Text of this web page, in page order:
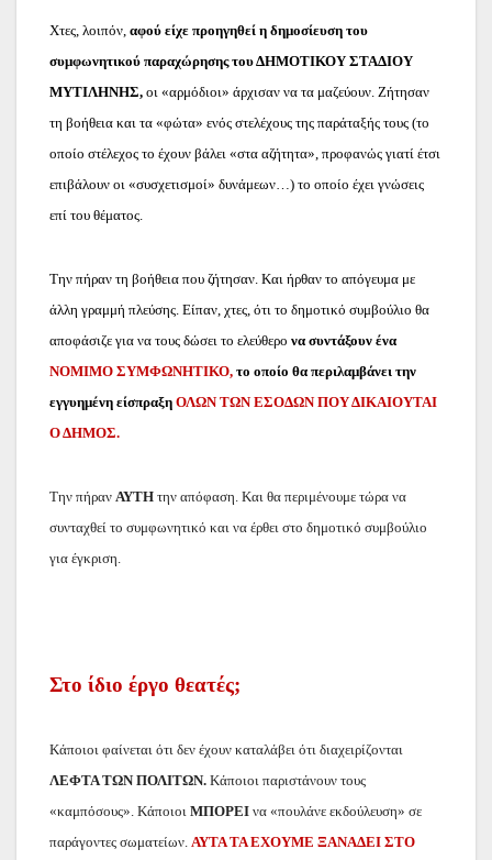
Χτες, λοιπόν, αφού είχε προηγηθεί η δημοσίευση του
συμφωνητικού παραχώρησης του ΔΗΜΟΤΙΚΟΥ ΣΤΑΔΙΟΥ
ΜΥΤΙΛΗΝΗΣ, οι «αρμόδιοι» άρχισαν να τα μαζεύουν. Ζήτησαν
τη βοήθεια και τα «φώτα» ενός στελέχους της παράταξής τους (το
οποίο στέλεχος το έχουν βάλει «στα αζήτητα», προφανώς γιατί έτσι
επιβάλουν οι «συσχετισμοί» δυνάμεων…) το οποίο έχει γνώσεις
επί του θέματος.
Την πήραν τη βοήθεια που ζήτησαν. Και ήρθαν το απόγευμα με
άλλη γραμμή πλεύσης. Είπαν, χτες, ότι το δημοτικό συμβούλιο θα
αποφάσιζε για να τους δώσει το ελεύθερο να συντάξουν ένα
ΝΟΜΙΜΟ ΣΥΜΦΩΝΗΤΙΚΟ, το οποίο θα περιλαμβάνει την
εγγυημένη είσπραξη ΟΛΩΝ ΤΩΝ ΕΣΟΔΩΝ ΠΟΥ ΔΙΚΑΙΟΥΤΑΙ
Ο ΔΗΜΟΣ.
Την πήραν ΑΥΤΗ την απόφαση. Και θα περιμένουμε τώρα να
συνταχθεί το συμφωνητικό και να έρθει στο δημοτικό συμβούλιο
για έγκριση.
Στο ίδιο έργο θεατές;
Κάποιοι φαίνεται ότι δεν έχουν καταλάβει ότι διαχειρίζονται
ΛΕΦΤΑ ΤΩΝ ΠΟΛΙΤΩΝ. Κάποιοι παριστάνουν τους
«καμπόσους». Κάποιοι ΜΠΟΡΕΙ να «πουλάνε εκδούλευση» σε
παράγοντες σωματείων. ΑΥΤΑ ΤΑ ΕΧΟΥΜΕ ΞΑΝΑΔΕΙ ΣΤΟ